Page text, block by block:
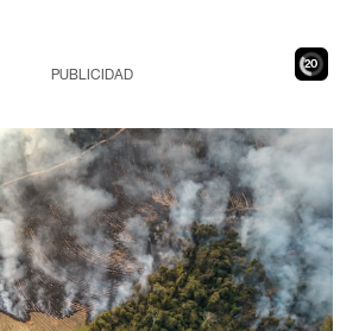
19
PUBLICIDAD